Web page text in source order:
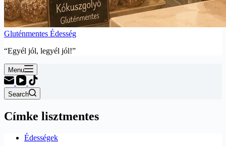
Gluténmentes Édesség
“Egyél jól, legyél jól!”
Menu
Search
Címke lisztmentes
Édességek